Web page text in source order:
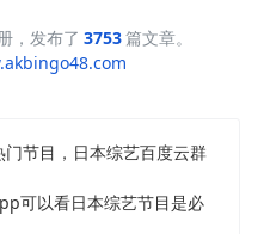
，发布了 3753篇文章。
节目，日本综艺百度云群
可以看日本综艺节目是必